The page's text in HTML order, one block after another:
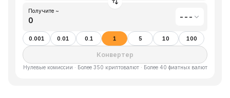
Получите ~
---
0.001 0.01 0.1 1 5 10 100
Конвертер
Нулевые комиссии · Более 350 криптовалют · Более 40 фиатных валют